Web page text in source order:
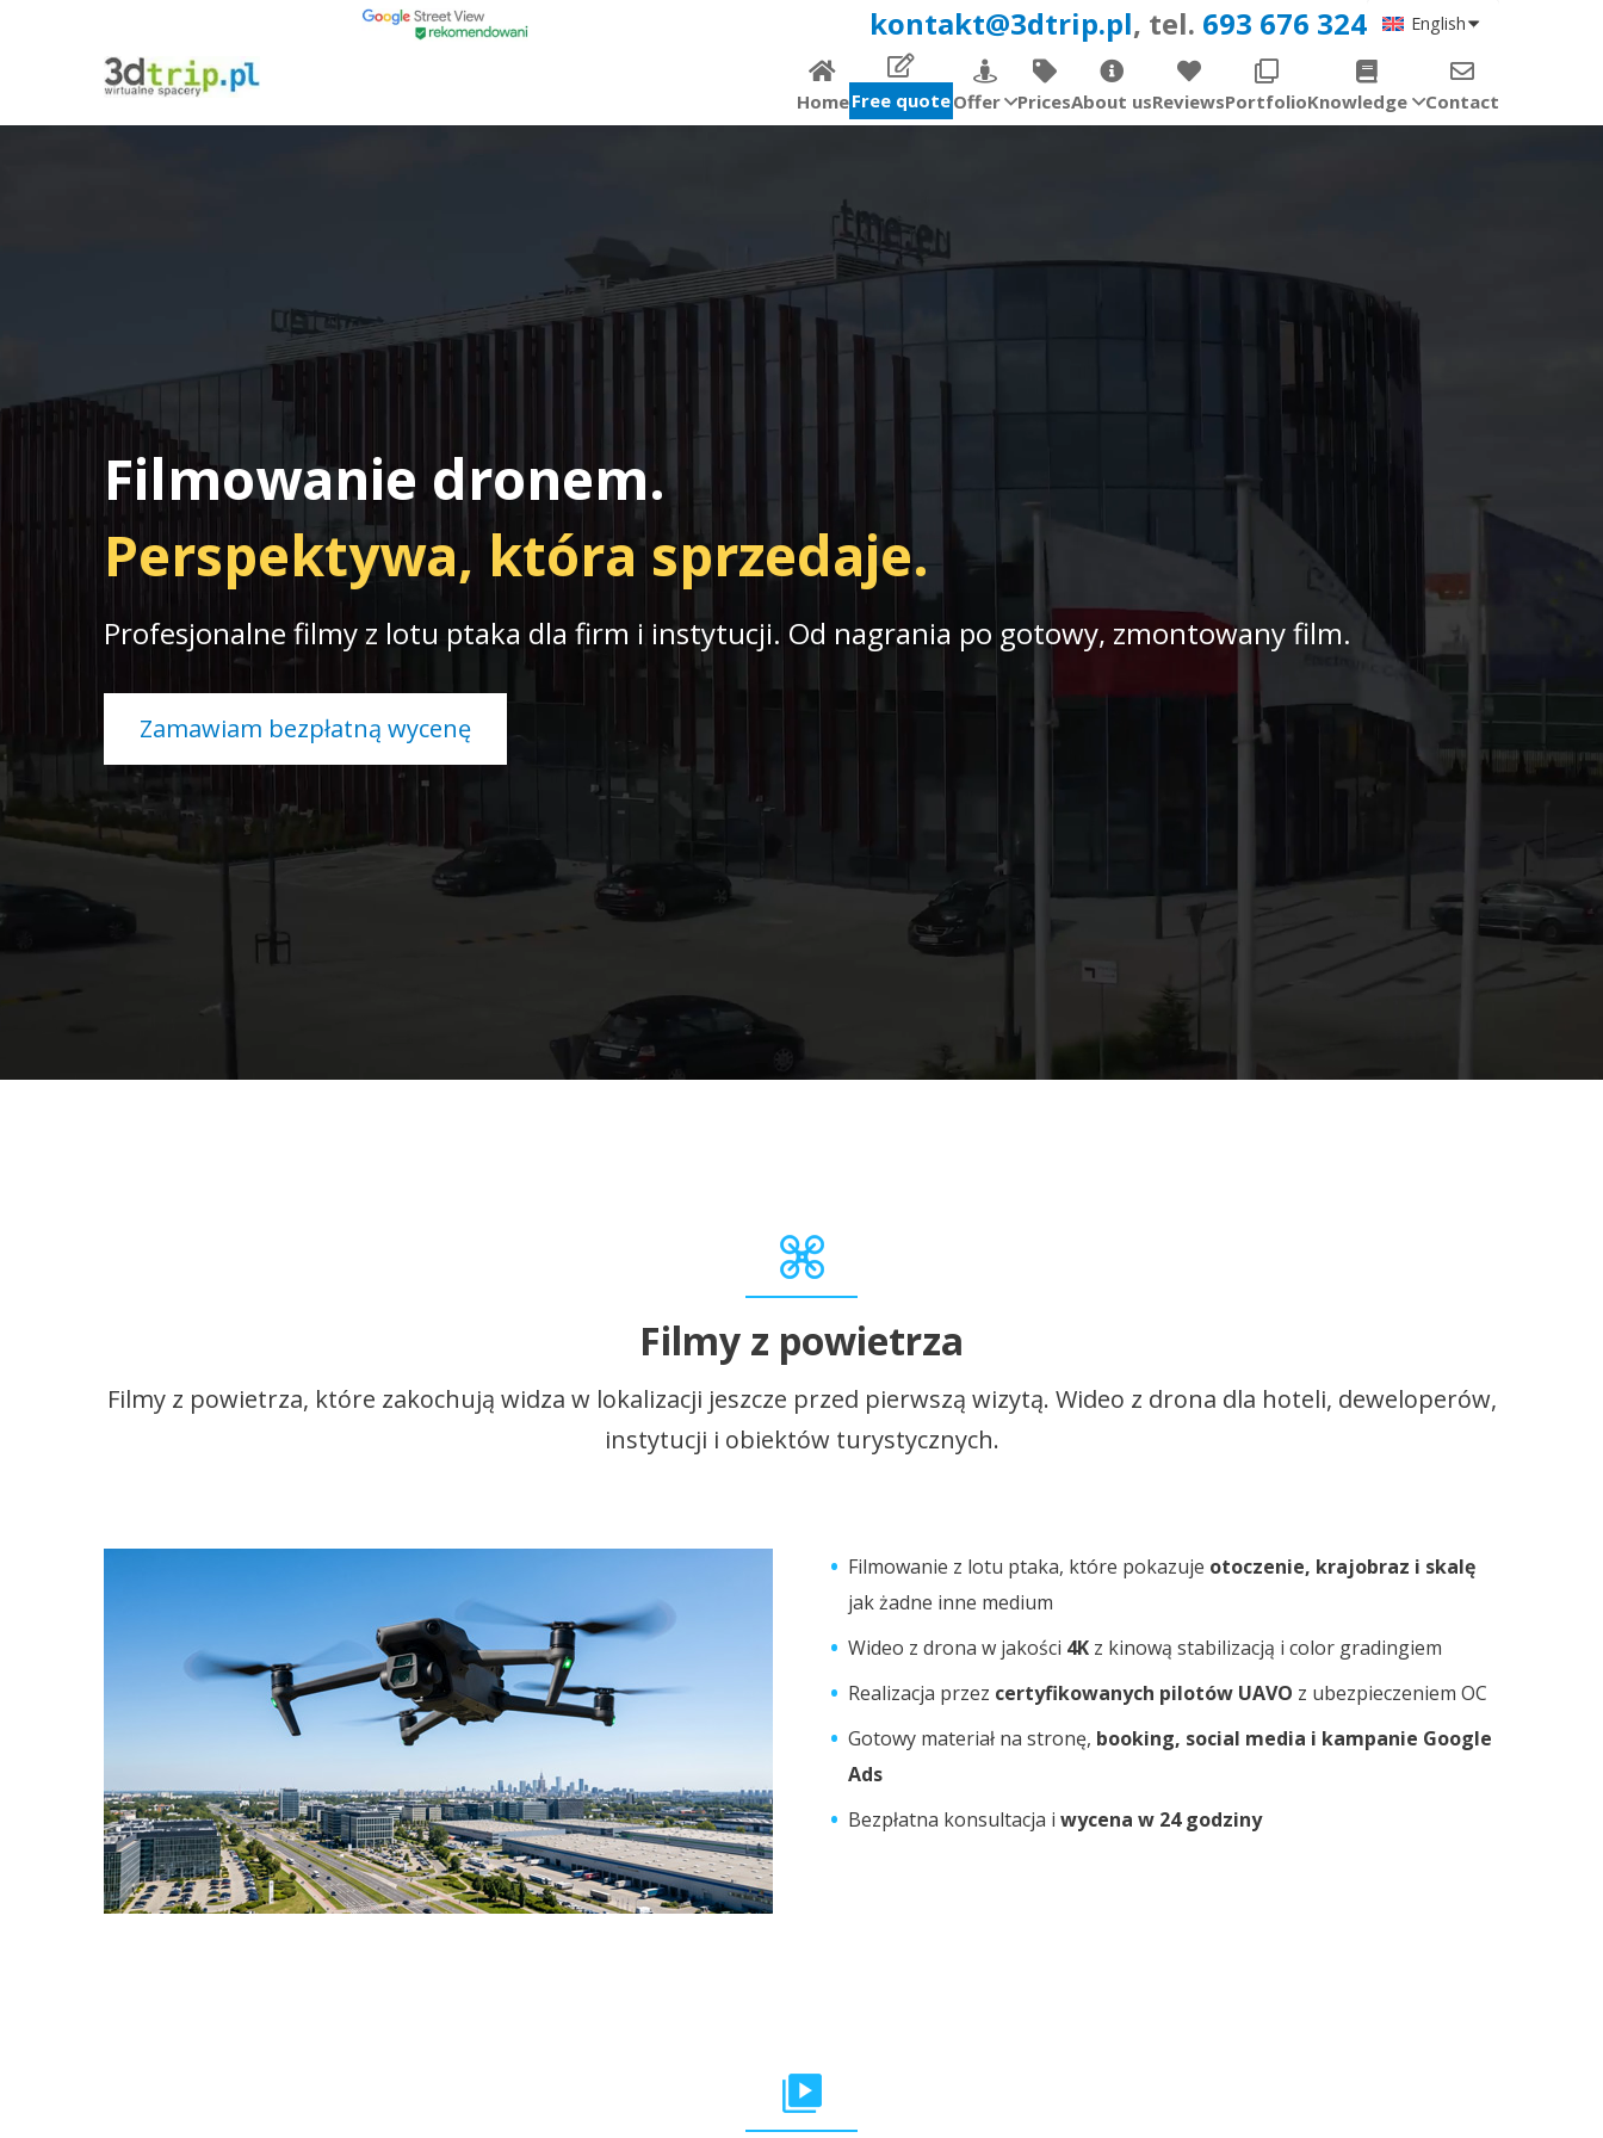
kontakt@3dtrip.pl, tel. 693 676 324 English
HomeFree quoteOffer PricesAbout usReviewsPortfolioKnowledge Contact
Filmowanie dronem.
Perspektywa, która sprzedaje.
Profesjonalne filmy z lotu ptaka dla firm i instytucji. Od nagrania po gotowy, zmontowany film.
Zamawiam bezpłatną wycenę
Filmy z powietrza
Filmy z powietrza, które zakochują widza w lokalizacji jeszcze przed pierwszą wizytą. Wideo z drona dla hoteli, deweloperów,
instytucji i obiektów turystycznych.
Filmowanie z lotu ptaka, które pokazuje otoczenie, krajobraz i skalę
jak żadne inne medium
Wideo z drona w jakości 4K z kinową stabilizacją i color gradingiem
Realizacja przez certyfikowanych pilotów UAVO z ubezpieczeniem OC
Gotowy materiał na stronę, booking, social media i kampanie Google
Ads
Bezpłatna konsultacja i wycena w 24 godziny